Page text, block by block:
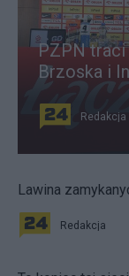
PZPN
Brzoska i
Redakcja
Lawina
Redakcja